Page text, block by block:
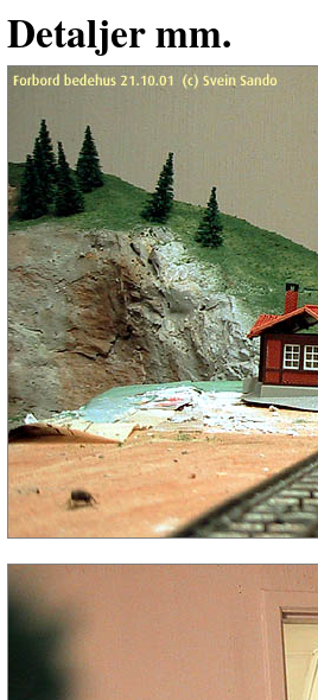
Detaljer mm.